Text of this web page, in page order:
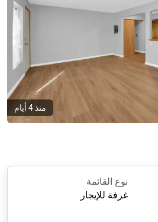
منذ 4 أيام
نوع القائمة
غرفة للإيجار